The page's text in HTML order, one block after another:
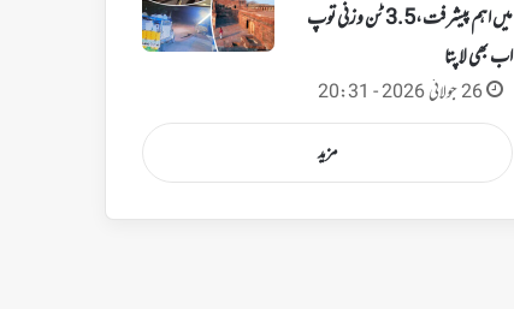
میں اہم پیشرفت،3.5 ٹن وزنی توپ
اب بھی لاپتا
26 جولائی 2026 - 20:31
مزید